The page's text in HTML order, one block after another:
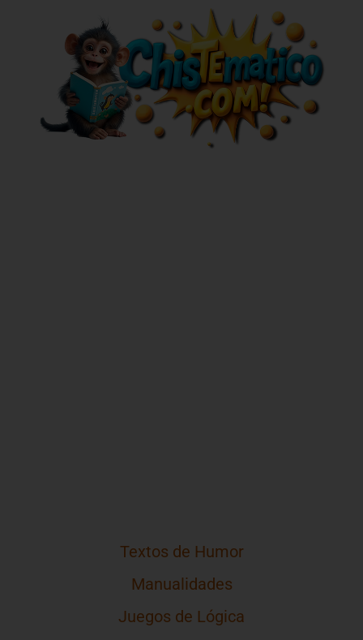
Textos de Humor
Manualidades
Juegos de Lógica